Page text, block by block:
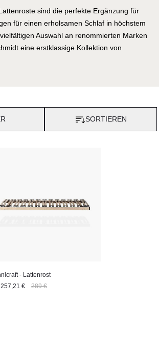
sind die perfekte Ergänzung für
für einen erholsamen Schlaf in höchstem
Auswahl an renommierten Marken
eine erstklassige Kollektion von
Marken. Jeder Lattenrost zeichnet sich
Materialien, sorgfältige Verarbeitung
zu werden. Ob verstellbar für eine
mit speziellen Zonen für eine
SORTIEREN
- Lattenrost
257,21 € 289 €